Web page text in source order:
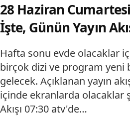
28 Haziran Cumartesi
İşte, Günün Yayın
Hafta sonu evde olacaklar
birçok dizi ve program yeni
gelecek. Açıklanan yayın
içinde ekranlarda olacaklar
Akışı 07:30 atv'de…